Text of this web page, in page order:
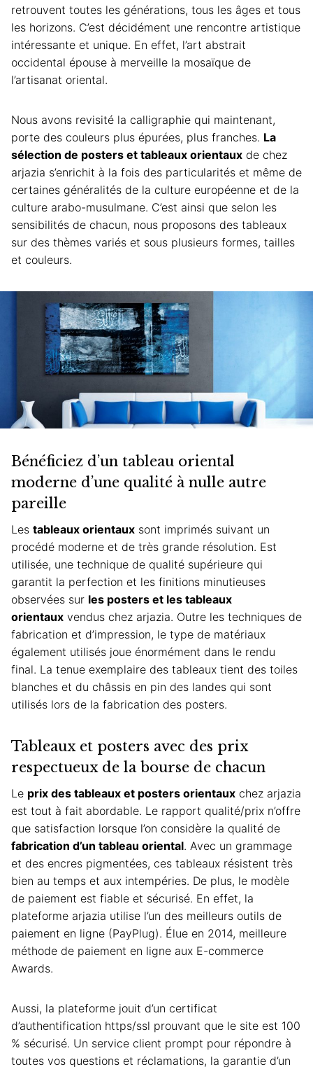
retrouvent toutes les générations, tous les âges et tous
les horizons. C’est décidément une rencontre artistique
intéressante et unique. En effet, l’art abstrait
occidental épouse à merveille la mosaïque de
l’artisanat oriental.
Nous avons revisité la calligraphie qui maintenant,
porte des couleurs plus épurées, plus franches. La
sélection de posters et tableaux orientaux de chez
arjazia s’enrichit à la fois des particularités et même de
certaines généralités de la culture européenne et de la
culture arabo-musulmane. C’est ainsi que selon les
sensibilités de chacun, nous proposons des tableaux
sur des thèmes variés et sous plusieurs formes, tailles
et couleurs.
Bénéficiez d’un tableau oriental
moderne d’une qualité à nulle autre
pareille
Les tableaux orientaux sont imprimés suivant un
procédé moderne et de très grande résolution. Est
utilisée, une technique de qualité supérieure qui
garantit la perfection et les finitions minutieuses
observées sur les posters et les tableaux
orientaux vendus chez arjazia. Outre les techniques de
fabrication et d’impression, le type de matériaux
également utilisés joue énormément dans le rendu
final. La tenue exemplaire des tableaux tient des toiles
blanches et du châssis en pin des landes qui sont
utilisés lors de la fabrication des posters.
Tableaux et posters avec des prix
respectueux de la bourse de chacun
Le prix des tableaux et posters orientaux chez arjazia
est tout à fait abordable. Le rapport qualité/prix n’offre
que satisfaction lorsque l’on considère la qualité de
fabrication d’un tableau oriental. Avec un grammage
et des encres pigmentées, ces tableaux résistent très
bien au temps et aux intempéries. De plus, le modèle
de paiement est fiable et sécurisé. En effet, la
plateforme arjazia utilise l’un des meilleurs outils de
paiement en ligne (PayPlug). Élue en 2014, meilleure
méthode de paiement en ligne aux E-commerce
Awards.
Aussi, la plateforme jouit d’un certificat
d’authentification https/ssl prouvant que le site est 100
% sécurisé. Un service client prompt pour répondre à
toutes vos questions et réclamations, la garantie d’un